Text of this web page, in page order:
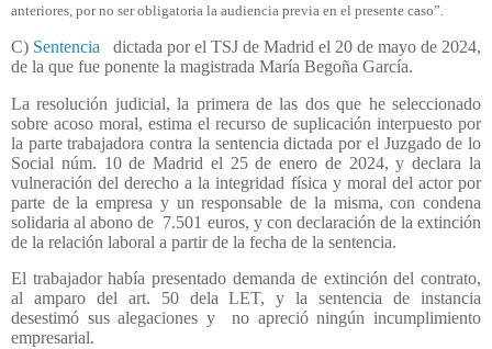
anteriores, por no ser obligatoria la audiencia previa en el presente caso”.
C) Sentencia
dictada por el TSJ de Madrid el 20 de mayo de 2024,
de la que fue ponente la magistrada María Begoña García.
La resolución judicial, la primera de las dos que he seleccionado
sobre acoso moral, estima el recurso de suplicación interpuesto por
la parte trabajadora contra la sentencia dictada por el Juzgado de lo
Social núm. 10 de Madrid el 25 de enero de 2024, y declara la
vulneración del derecho a la integridad física y moral del actor por
parte de la empresa y un responsable de la misma, con condena
solidaria al abono de 7.501 euros, y con declaración de la extinción
de la relación laboral a partir de la fecha de la sentencia.
El trabajador había presentado demanda de extinción del contrato,
al amparo del art. 50 dela LET, y la sentencia de instancia
desestimó sus alegaciones y
no apreció ningún incumplimiento
empresarial.